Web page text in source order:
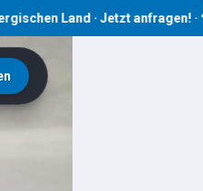
· Jetzt anfragen! · ☎ 02191